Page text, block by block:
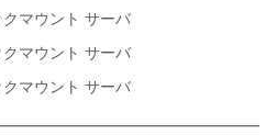
マウント サーバ
マウント サーバ
マウント サーバ